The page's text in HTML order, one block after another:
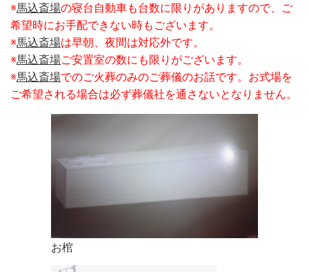
※馬込斎場の寝台自動車も台数に限りがありますので、ご
希望時にお手配できない時もございます。
※馬込斎場は早朝、夜間は対応外です。
※馬込斎場ご安置室の数にも限りがございます。
※馬込斎場でのご火葬のみのご葬儀のお話です。お式場を
ご希望される場合は必ず葬儀社を通さないとなりません。
お棺